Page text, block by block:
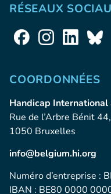
RÉSEAUX
COORDONNÉES
Handicap International
Rue de l’Arbre Bénit
1050 Bruxelles
info@belgium.hi.org
Numéro d’entreprise :
IBAN : BE80 0000